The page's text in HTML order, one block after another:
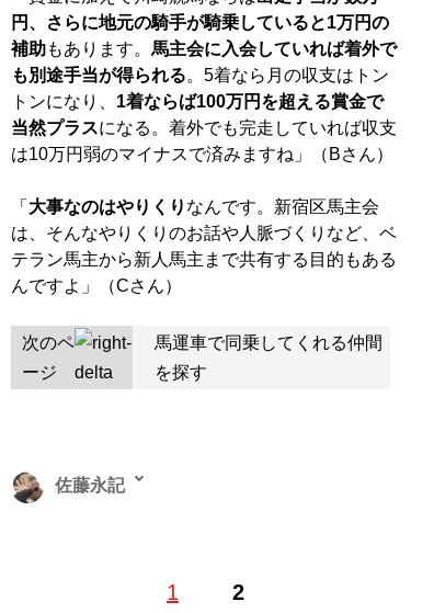
円、さらに地元の騎手が騎乗していると1万円の
補助もあります。 馬主会に入会していれば着外で
も別途手当が得られる。5着なら月の収支はトン
トンになり、 1着ならば100万円を超える賞金で
当然プラスになる。着外でも完走していれば収支
は10万円弱のマイナスで済みますね」（Bさん）
「 大事なのはやりくり なんです。新宿区馬主会
は、そんなやりくりのお話や人脈づくりなど、ベ
テラン馬主から新人馬主まで共有する目的もある
んですよ」（Cさん）
次のペ
ージ
馬運車で同乗してくれる仲間
を探す
1 2
佐藤永記
遠征観戦費用を稼ぐため、全ての公営競技から勝負レー